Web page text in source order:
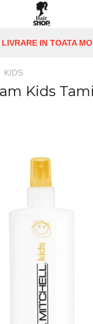
LIVRARE IN TOATA
KIDS
Kids